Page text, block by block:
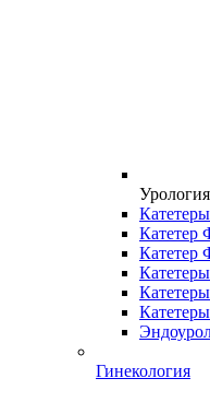
Урология
Катетер
Катетер
Гинекология